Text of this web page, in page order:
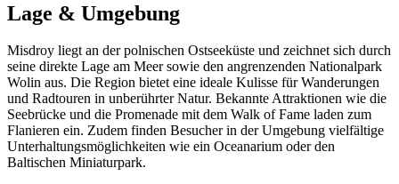
Lage & Umgebung
Misdroy liegt an der polnischen Ostseeküste und zeichnet sich durch
seine direkte Lage am Meer sowie den angrenzenden Nationalpark
Wolin aus. Die Region bietet eine ideale Kulisse für Wanderungen
und Radtouren in unberührter Natur. Bekannte Attraktionen wie die
Seebrücke und die Promenade mit dem Walk of Fame laden zum
Flanieren ein. Zudem finden Besucher in der Umgebung vielfältige
Unterhaltungsmöglichkeiten wie ein Oceanarium oder den
Baltischen Miniaturpark.